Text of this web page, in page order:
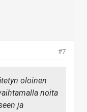
#7
oloinen
noita
ja